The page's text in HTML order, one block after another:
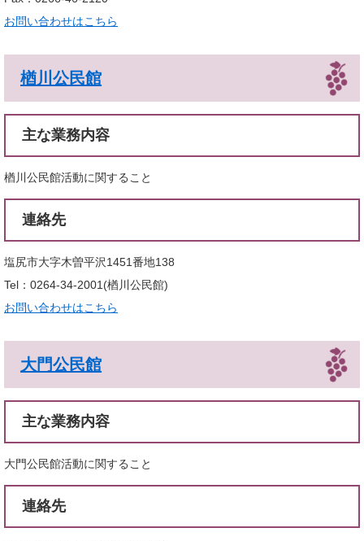
お問い合わせはこちら
楢川公民館
主な業務内容
楢川公民館活動に関すること
連絡先
塩尻市大字木曽平沢1451番地138
Tel：0264-34-2001 楢川公民館
お問い合わせはこちら
大門公民館
主な業務内容
大門公民館活動に関すること
連絡先